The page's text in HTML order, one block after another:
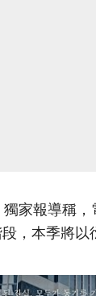
獨家報導稱
，本季將以